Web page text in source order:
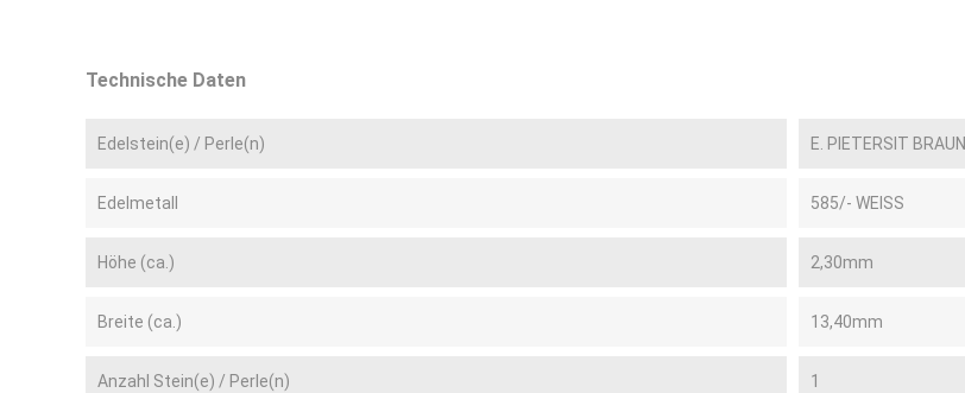
Technische Daten
Edelstein(e) / Perle(n) E. PIETERSIT BRAUN
Edelmetall 585/- WEISS
Höhe (ca.) 2,30mm
Breite (ca.) 13,40mm
Anzahl Stein(e) / Perle(n) 1